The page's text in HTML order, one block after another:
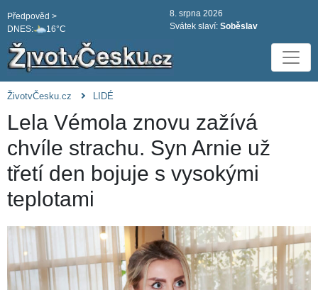
DNES: 16°C
Předpověd >
8. srpna 2026
Svátek slaví: Soběslav
ŽivotvČesku.cz LIDÉ
Lela Vémola znovu zažívá
chvíle strachu. Syn Arnie už
třetí den bojuje s vysokými
teplotami